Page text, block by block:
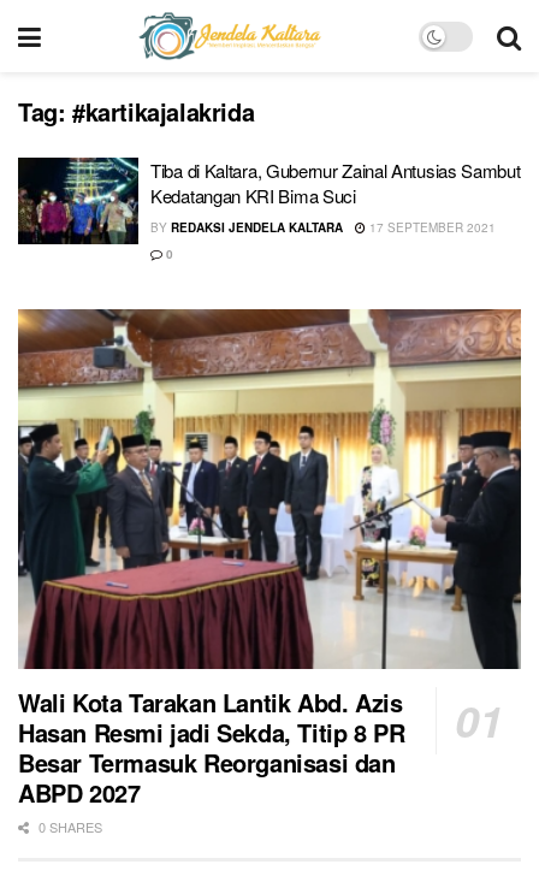
Tag: #kartikajalakrida
Tiba di Kaltara, Gubernur Zainal Antusias Sambut
Kedatangan KRI Bima Suci
BY REDAKSI JENDELA KALTARA
17 SEPTEMBER 2021
0
Wali Kota Tarakan Lantik Abd. Azis
Hasan Resmi jadi Sekda, Titip 8 PR
Besar Termasuk Reorganisasi dan
ABPD 2027
0 SHARES